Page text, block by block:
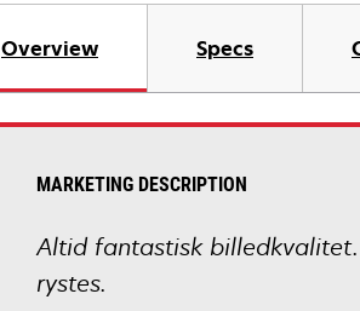
Overview Specs
MARKETING DESCRIPTION
Altid fantastisk
rystes.